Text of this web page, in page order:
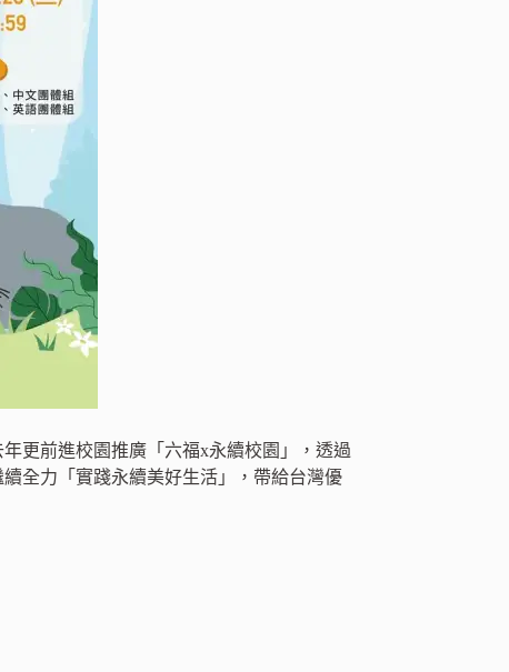
更前進校園推廣「六福x永續校園」，透過
全力「實踐永續美好生活」，帶給台灣優